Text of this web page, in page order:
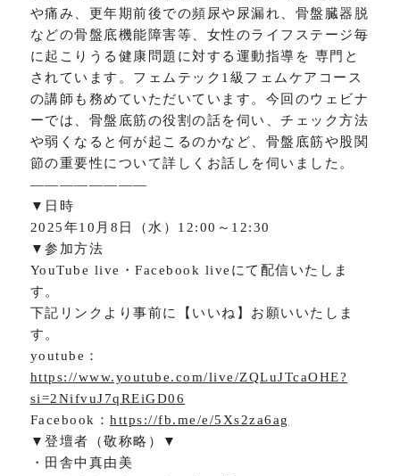
や痛み、更年期前後での頻尿や尿漏れ、骨盤臓器脱
などの骨盤底機能障害等、女性のライフステージ毎
に起こりうる健康問題に対する運動指導を 専門と
されています。フェムテック1級フェムケアコース
の講師も務めていただいています。今回のウェビナ
ーでは、骨盤底筋の役割の話を伺い、チェック方法
や弱くなると何が起こるのかなど、骨盤底筋や股関
節の重要性について詳しくお話しを伺いました。
――――――――
▼日時
2025年10月8日（水）12:00～12:30
▼参加方法
YouTube live・Facebook liveにて配信いたしま
す。
下記リンクより事前に【いいね】お願いいたしま
す。
youtube：
https://www.youtube.com/live/ZQLuJTcaOHE?
si=2NifvuJ7qREiGD06
Facebook：https://fb.me/e/5Xs2za6ag
▼登壇者（敬称略）▼
・田舎中真由美